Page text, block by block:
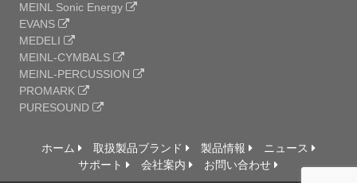
MEINL Sonic Energy
EVANS
MEDELI
MEINL-CYMBALS
MEINL-PERCUSSION
PROMARK
PURESOUND
ホーム 取扱製品ブランド 製品情報
ニュース
サポート
会社案内 お問い合わせ